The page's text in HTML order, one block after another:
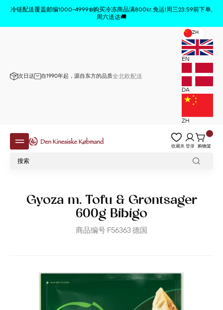
冷链配送覆盖邮编1000–4999❄️购买冷冻商品满800kr.免运!周三23:59前下单,
周六送达🚚
次日达 自1990年起，源自东方的品质全北欧配送
ZH
EN
DA
ZH
收藏夹登录 购物篮
Gyoza m. Tofu & Grøntsager
600g Bibigo
商品编号 F56363德国
商品已从购物车中删除 x